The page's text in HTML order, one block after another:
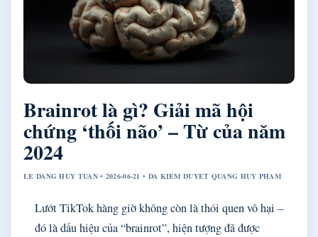
Brainrot là gì? Giải mã hội
chứng ‘thối não’ – Từ của năm
2024
LE DANG HUY TUAN • 2026-06-21 • DA KIEM DUYET QUANG HUY PHAM
Lướt TikTok hàng giờ không còn là thói quen vô hại –
đó là dấu hiệu của “brainrot”, hiện tượng đã được